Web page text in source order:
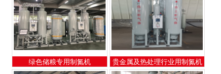
绿色储粮专用制氮机 贵金属及热处理行业用制氮机